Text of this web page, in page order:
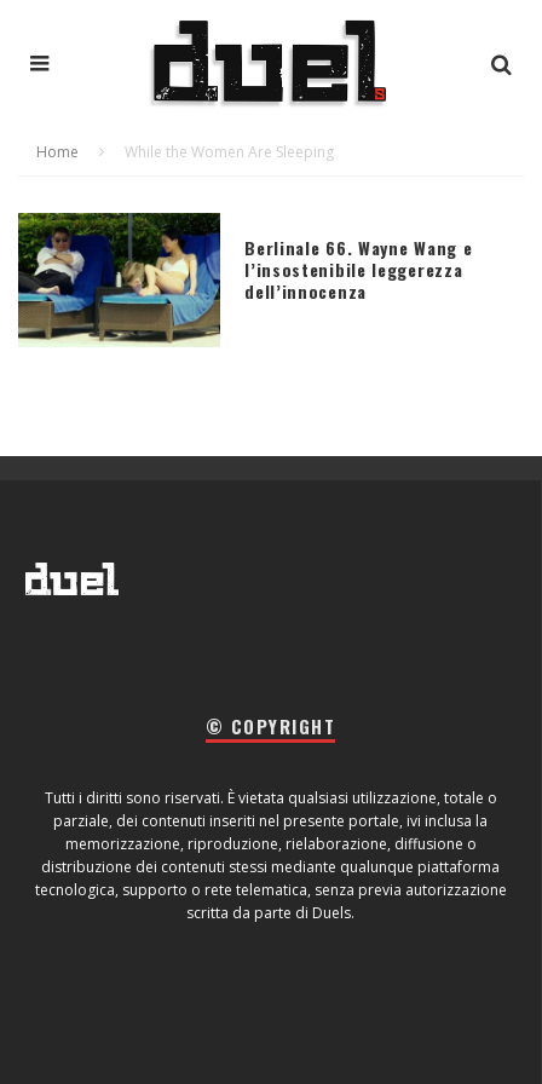
Home While the Women Are Sleeping
Berlinale 66. Wayne Wang e
l’insostenibile leggerezza
dell’innocenza
© COPYRIGHT
Tutti i diritti sono riservati. È vietata qualsiasi utilizzazione, totale o
parziale, dei contenuti inseriti nel presente portale, ivi inclusa la
memorizzazione, riproduzione, rielaborazione, diffusione o
distribuzione dei contenuti stessi mediante qualunque piattaforma
tecnologica, supporto o rete telematica, senza previa autorizzazione
scritta da parte di Duels.